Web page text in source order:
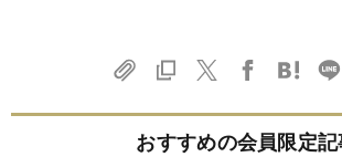
おすすめの会員限定